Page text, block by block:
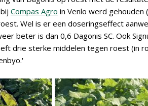
Compas Agro in Venlo werd gehouden
Wel is er een doseringseffect
beter is dan 0,6 Dagonis SC. Ook
drie sterke middelen tegen roest (in